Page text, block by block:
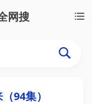
网搜
94集）